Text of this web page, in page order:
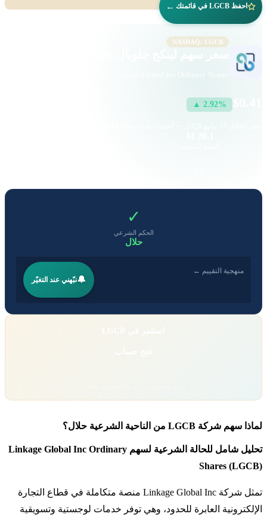
احفظ LGCB في قائمتك ←
NASDAQ: LGCB
▲ 2.92%
✓
الحكم الشرعي
حلال
منهجية التقييم ←
🔔نبّهني عند التغيّر
لماذا سهم شركة LGCB من الناحية الشرعية حلال؟
تحليل شامل للحالة الشرعية لسهم Linkage Global Inc Ordinary
Shares (LGCB)
تمثل شركة Linkage Global Inc منصة متكاملة في قطاع التجارة
الإلكترونية العابرة للحدود، وهي توفر خدمات لوجستية وتسويقية